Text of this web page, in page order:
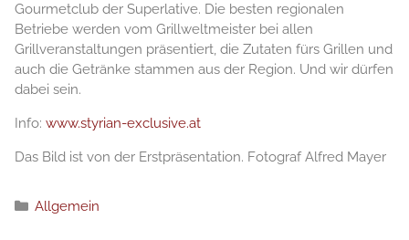
Gourmetclub der Superlative. Die besten regionalen
Betriebe werden vom Grillweltmeister bei allen
Grillveranstaltungen präsentiert, die Zutaten fürs Grillen und
auch die Getränke stammen aus der Region. Und wir dürfen
dabei sein.
Info: www.styrian-exclusive.at
Das Bild ist von der Erstpräsentation. Fotograf Alfred Mayer
Рубрики
Allgemein